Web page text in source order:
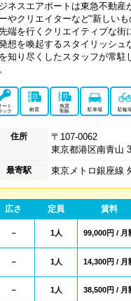
ネスエアポートは東急不動
やクリエイターなど“新しい
端を行くクリエイティブな街
想を喚起するスタイリッシュ
知り尽くしたスタッフが常駐
ート
ック
耐震
免震
制振
駐車場 駐輪
住所
〒107-0062
東京都港区南青山
最寄駅 東京メトロ銀座線
広さ 定員 賃料
－ 1人 99,000円 / 月
－ 1人 14,300円 / 月
－ 1人 38,500円 / 月